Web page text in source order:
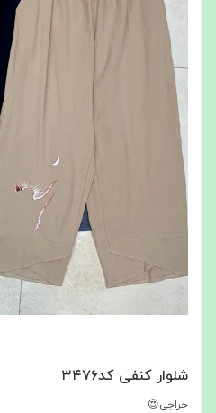
شلوار کنفی کد۳۴۷۶
حراجی😍